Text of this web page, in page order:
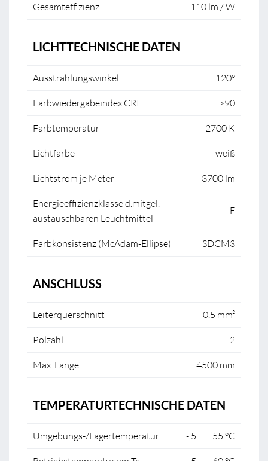
Gesamteffizienz 110 lm / W
LICHTTECHNISCHE DATEN
Ausstrahlungswinkel 120°
Farbwiedergabeindex CRI >90
Farbtemperatur 2700 K
Lichtfarbe weiß
Lichtstrom je Meter 3700 lm
Energieeffizienzklasse d.mitgel.
austauschbaren Leuchtmittel
F
Farbkonsistenz (McAdam-Ellipse) SDCM3
ANSCHLUSS
Leiterquerschnitt 0.5 mm²
Polzahl 2
Max. Länge 4500 mm
TEMPERATURTECHNISCHE DATEN
Umgebungs-/Lagertemperatur - 5 ... + 55 °C